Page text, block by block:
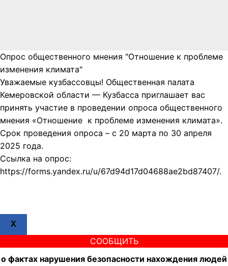
Опрос общественного мнения "Отношение к проблеме
изменения климата"
Уважаемые кузбассовцы! Общественная палата
Кемеровской области — Кузбасса приглашает вас
принять участие в проведении опроса общественного
мнения «Отношение к проблеме изменения климата».
Срок проведения опроса – с 20 марта по 30 апреля
2025 года.
Ссылка на опрос:
https://forms.yandex.ru/u/67d94d17d04688ae2bd87407/.
X
СООБЩИТЬ
о фактах нарушения безопасности нахождения людей